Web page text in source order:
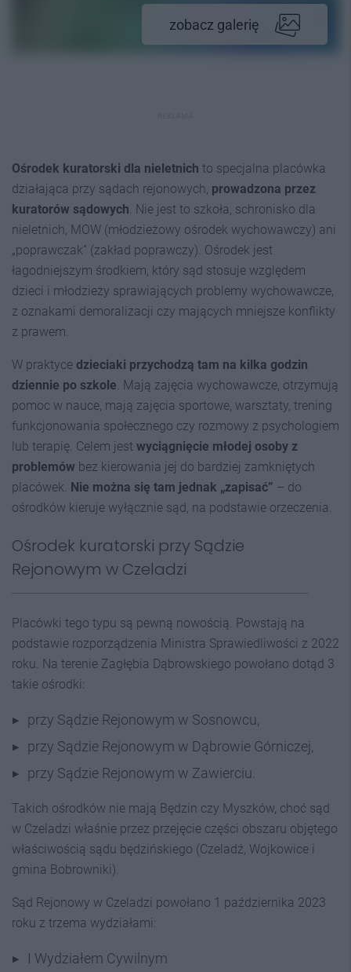
zobacz galerię
Ośrodek kuratorski dla nieletnich to specjalna placówka
działająca przy sądach rejonowych, prowadzona przez
kuratorów sądowych. Nie jest to szkoła, schronisko dla
nieletnich, MOW (młodzieżowy ośrodek wychowawczy) ani
„poprawczak” (zakład poprawczy). Ośrodek jest
łagodniejszym środkiem, który sąd stosuje względem
dzieci i młodzieży sprawiających problemy wychowawcze,
z oznakami demoralizacji czy mających mniejsze konflikty
z prawem.
W praktyce dzieciaki przychodzą tam na kilka godzin
dziennie po szkole. Mają zajęcia wychowawcze, otrzymują
pomoc w nauce, mają zajęcia sportowe, warsztaty, trening
funkcjonowania społecznego czy rozmowy z psychologiem
lub terapię. Celem jest wyciągnięcie młodej osoby z
problemów bez kierowania jej do bardziej zamkniętych
placówek. Nie można się tam jednak „zapisać” – do
ośrodków kieruje wyłącznie sąd, na podstawie orzeczenia.
Ośrodek kuratorski przy Sądzie
Rejonowym w Czeladzi
Placówki tego typu są pewną nowością. Powstają na
podstawie rozporządzenia Ministra Sprawiedliwości z 2022
roku. Na terenie Zagłębia Dąbrowskiego powołano dotąd 3
takie ośrodki:
przy Sądzie Rejonowym w Sosnowcu,
przy Sądzie Rejonowym w Dąbrowie Górniczej,
przy Sądzie Rejonowym w Zawierciu.
Takich ośrodków nie mają Będzin czy Myszków, choć sąd
w Czeladzi właśnie przez przejęcie części obszaru objętego
właściwością sądu będzińskiego (Czeladź, Wojkowice i
gmina Bobrowniki).
Sąd Rejonowy w Czeladzi powołano 1 października 2023
roku z trzema wydziałami:
I Wydziałem Cywilnym